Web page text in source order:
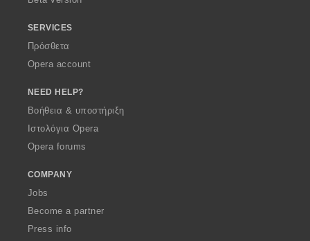
SERVICES
Πρόσθετα
Opera account
NEED HELP?
Βοήθεια & υποστήριξη
Ιστολόγια Opera
Opera forums
COMPANY
Jobs
Become a partner
Press info